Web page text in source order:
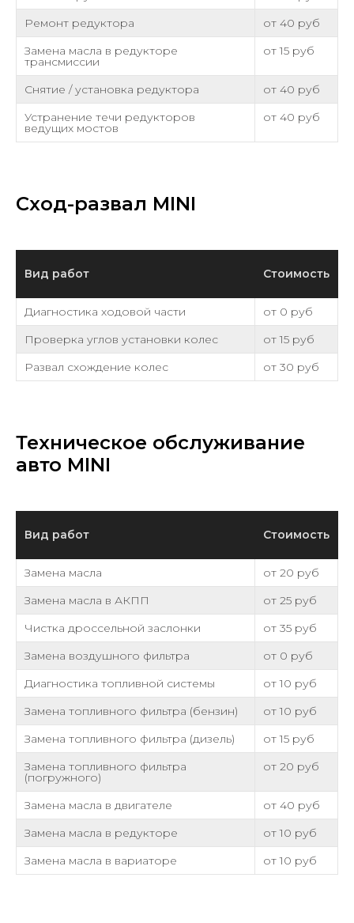
Ремонт редуктора
от 40 руб
Замена масла в редукторе
трансмиссии
от 15 руб
Снятие / установка редуктора
от 40 руб
Устранение течи редукторов
ведущих мостов
от 40 руб
Сход-развал MINI
Вид работ Стоимость
Диагностика ходовой части
от 0 руб
Проверка углов установки колес
от 15 руб
Развал схождение колес
от 30 руб
Техническое обслуживание
авто MINI
Вид работ Стоимость
Замена масла
от 20 руб
Замена масла в АКПП
от 25 руб
Чистка дроссельной заслонки
от 35 руб
Замена воздушного фильтра
от 0 руб
Диагностика топливной системы
от 10 руб
Замена топливного фильтра (бензин)
от 10 руб
Замена топливного фильтра (дизель)
от 15 руб
Замена топливного фильтра
(погружного)
от 20 руб
Замена масла в двигателе
от 40 руб
Замена масла в редукторе
от 10 руб
Замена масла в вариаторе
от 10 руб